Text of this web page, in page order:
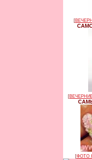
[
[
[ФОТО